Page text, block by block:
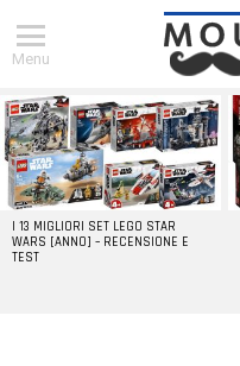
Menu
DERNIERS
ARTICLES
I 13 MIGLIORI SET LEGO STAR
WARS [ANNO] – RECENSIONE E
TEST